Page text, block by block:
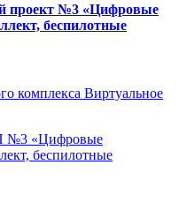
проект №3 «Цифровые
беспилотные
комплекса Виртуальное
№3 «Цифровые
беспилотные